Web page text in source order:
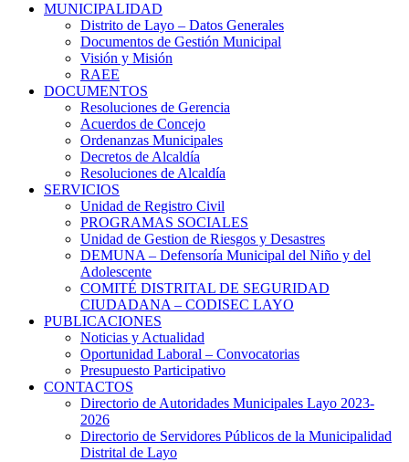
MUNICIPALIDAD
Distrito de Layo – Datos Generales
Documentos de Gestión Municipal
Visión y Misión
RAEE
DOCUMENTOS
Resoluciones de Gerencia
Acuerdos de Concejo
Ordenanzas Municipales
Decretos de Alcaldía
Resoluciones de Alcaldía
SERVICIOS
Unidad de Registro Civil
PROGRAMAS SOCIALES
Unidad de Gestion de Riesgos y Desastres
DEMUNA – Defensoría Municipal del Niño y del
Adolescente
COMITÉ DISTRITAL DE SEGURIDAD
CIUDADANA – CODISEC LAYO
PUBLICACIONES
Noticias y Actualidad
Oportunidad Laboral – Convocatorias
Presupuesto Participativo
CONTACTOS
Directorio de Autoridades Municipales Layo 2023-
2026
Directorio de Servidores Públicos de la Municipalidad
Distrital de Layo